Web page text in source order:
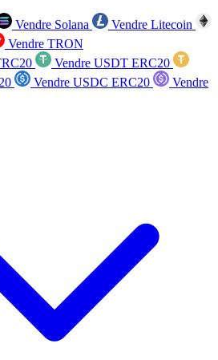
Vendre Solana
Vendre Litecoin
Vendre TRON
Vendre USDT ERC20
Vendre USDC ERC20
Vendre